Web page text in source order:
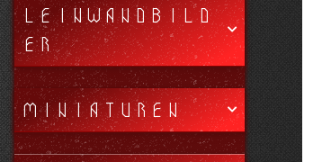
LEINWANDBILD
ER
MINIATUREN